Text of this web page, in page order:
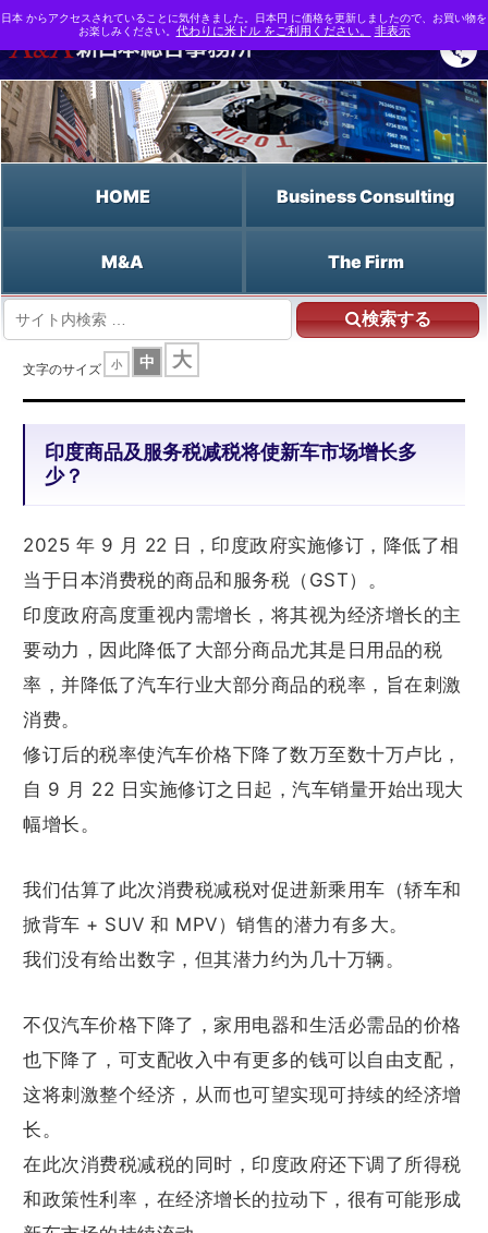
HOME Business Consulting
M&A The Firm
検索する
印度商品及服务税减税将使新车市场增长多少？
文字のサイズ
小 中 大
印度商品及服务税减税将使新车市场增长多
少？
2025 年 9 月 22 日，印度政府实施修订，降低了相
当于日本消费税的商品和服务税（GST）。
印度政府高度重视内需增长，将其视为经济增长的主
要动力，因此降低了大部分商品尤其是日用品的税
率，并降低了汽车行业大部分商品的税率，旨在刺激
消费。
修订后的税率使汽车价格下降了数万至数十万卢比，
自 9 月 22 日实施修订之日起，汽车销量开始出现大
幅增长。
我们估算了此次消费税减税对促进新乘用车（轿车和
掀背车 + SUV 和 MPV）销售的潜力有多大。
我们没有给出数字，但其潜力约为几十万辆。
不仅汽车价格下降了，家用电器和生活必需品的价格
也下降了，可支配收入中有更多的钱可以自由支配，
这将刺激整个经济，从而也可望实现可持续的经济增
长。
在此次消费税减税的同时，印度政府还下调了所得税
和政策性利率，在经济增长的拉动下，很有可能形成
日本 からアクセスされていることに気付きました。日本円 に価格を更新しましたので、お買い物を
お楽しみください。 代わりに米ドル をご利用ください。 非表示